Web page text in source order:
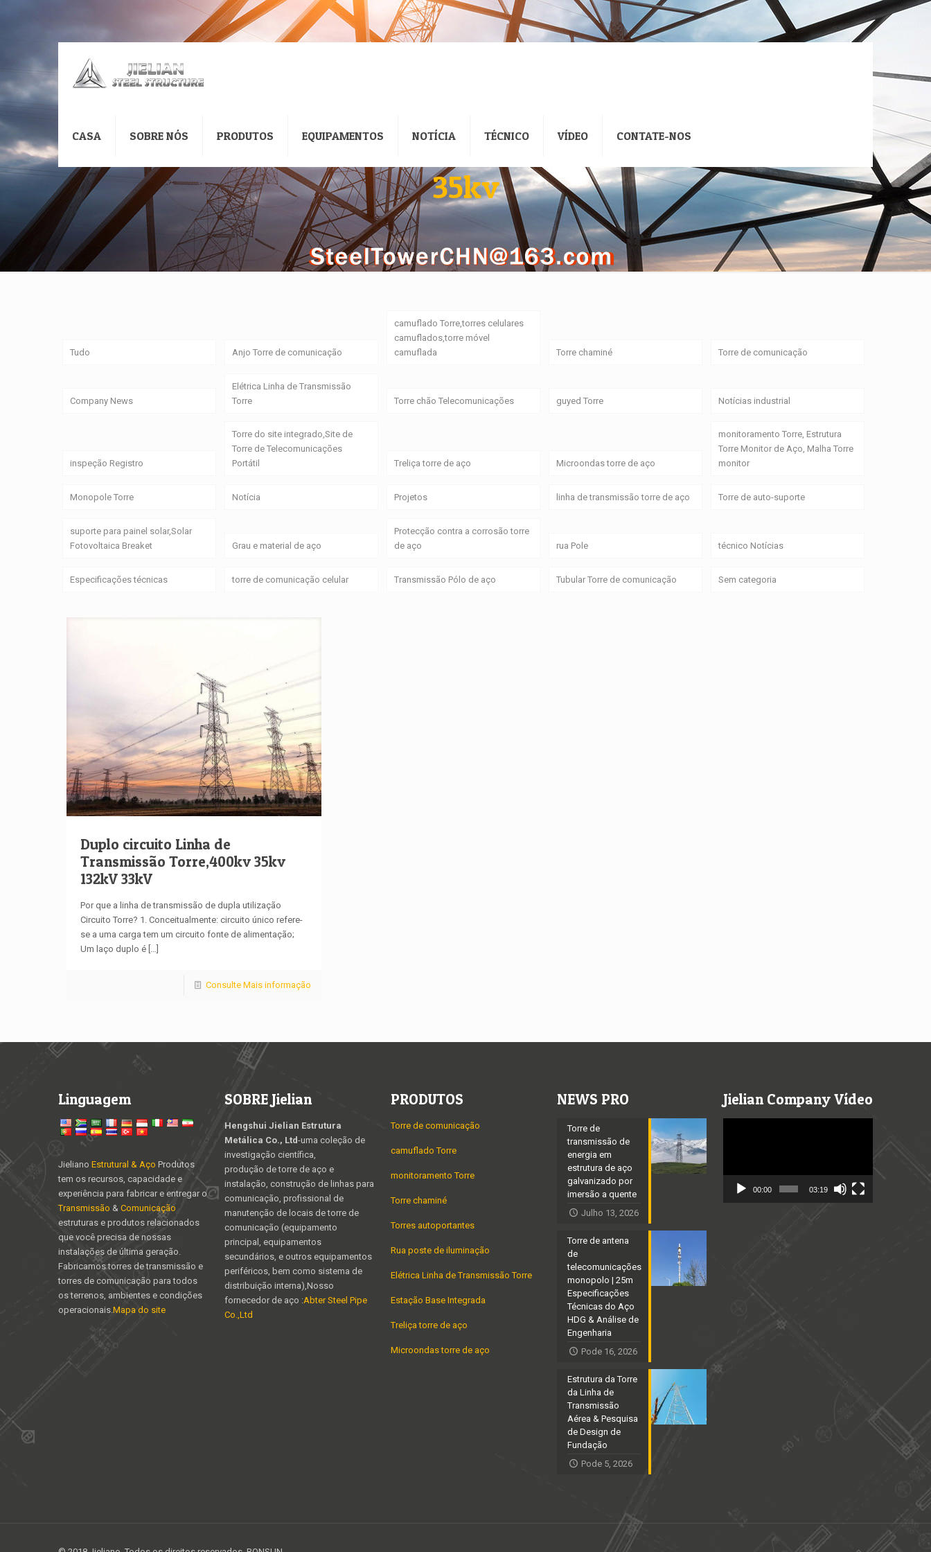
CASA SOBRE NÓS PRODUTOS EQUIPAMENTOS NOTÍCIA TÉCNICO VÍDEO CONTATE-NOS
35kv
Tudo Anjo Torre de comunicação
camuflado Torre,torres celulares
camuflados,torre móvel
camuflada
Torre chaminé Torre de comunicação
Company News
Elétrica Linha de Transmissão
Torre
Torre chão Telecomunicações guyed Torre Notícias industrial
inspeção Registro
Torre do site integrado,Site de
Torre de Telecomunicações
Portátil
Treliça torre de aço Microondas torre de aço
monitoramento Torre, Estrutura
Torre Monitor de Aço, Malha Torre
monitor
Monopole Torre Notícia Projetos linha de transmissão torre de aço Torre de auto-suporte
suporte para painel solar,Solar
Fotovoltaica Breaket
Grau e material de aço
Protecção contra a corrosão torre
de aço
rua Pole técnico Notícias
Especificações técnicas torre de comunicação celular Transmissão Pólo de aço Tubular Torre de comunicação Sem categoria
Duplo circuito Linha de
Transmissão Torre,400kv 35kv
132kV 33kV
Por que a linha de transmissão de dupla utilização
Circuito Torre? 1. Conceitualmente: circuito único refere-
se a uma carga tem um circuito fonte de alimentação;
Um laço duplo é[…]
Consulte Mais informação
Linguagem
Jieliano Estrutural & Aço Produtos
tem os recursos, capacidade e
experiência para fabricar e entregar o
Transmissão & Comunicação
estruturas e produtos relacionados
que você precisa de nossas
instalações de última geração.
Fabricamos torres de transmissão e
torres de comunicação para todos
os terrenos, ambientes e condições
operacionais.Mapa do site
SOBRE Jielian
Hengshui Jielian Estrutura
Metálica Co., Ltd-uma coleção de
investigação científica,
produção de torre de aço e
instalação, construção de linhas para
comunicação, profissional de
manutenção de locais de torre de
comunicação (equipamento
principal, equipamentos
secundários, e outros equipamentos
periféricos, bem como sistema de
distribuição interna),Nosso
fornecedor de aço :Abter Steel Pipe
Co.,Ltd
PRODUTOS
Torre de comunicação
camuflado Torre
monitoramento Torre
Torre chaminé
Torres autoportantes
Rua poste de iluminação
Elétrica Linha de Transmissão Torre
Estação Base Integrada
Treliça torre de aço
Microondas torre de aço
NEWS PRO
Torre de
transmissão de
energia em
estrutura de aço
galvanizado por
imersão a quente
Julho 13, 2026
Torre de antena
de
telecomunicações
monopolo | 25m
Especificações
Técnicas do Aço
HDG & Análise de
Engenharia
Pode 16, 2026
Estrutura da Torre
da Linha de
Transmissão
Aérea & Pesquisa
de Design de
Fundação
Pode 5, 2026
Jielian Company Vídeo
00:00 03:19